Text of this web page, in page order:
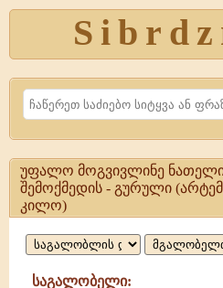
Search
უფალო
მოგვივლინე
ნათელი,
ანჩისხატი
უფალო მოგვივლინე ნათელი,
შემოქმედის - გურული
კილო)
საგალობელი: